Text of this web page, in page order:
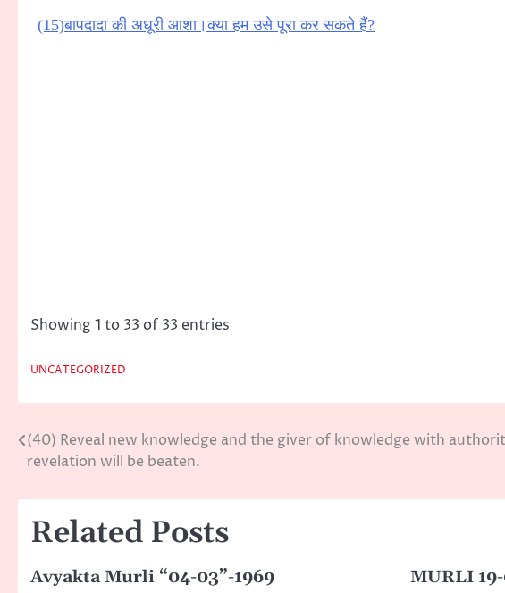
(15)बापदादा की अधूरी आशा।क्या हम उसे पूरा कर सकते हैं?
Showing 1 to 33 of 33 entries
UNCATEGORIZED
Post
(40) Reveal new knowledge and the giver of knowledge with
revelation will be beaten.
Related Posts
Avyakta Murli “04-03”-1969 MURLI